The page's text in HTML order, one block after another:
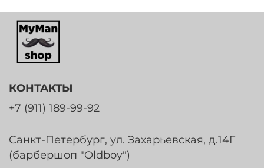
КОНТАКТЫ
+7 (911) 189-99-92
Санкт-Петербург, ул. Захарьевская, д.14Г
(барбершоп "Oldboy")